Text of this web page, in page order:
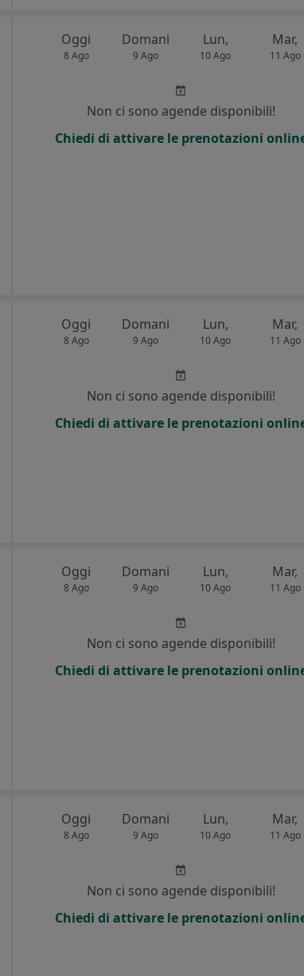
Oggi
8 Ago
Domani
9 Ago
Lun,
10 Ago
Mar,
11 Ago
Non ci sono agende disponibili!
Chiedi di attivare le prenotazioni
Oggi
8 Ago
Domani
9 Ago
Lun,
10 Ago
Mar,
11 Ago
Non ci sono agende disponibili!
Chiedi di attivare le prenotazioni
Oggi
8 Ago
Domani
9 Ago
Lun,
10 Ago
Mar,
11 Ago
Non ci sono agende disponibili!
Chiedi di attivare le prenotazioni
Oggi
8 Ago
Domani
9 Ago
Lun,
10 Ago
Mar,
11 Ago
Non ci sono agende disponibili!
Chiedi di attivare le prenotazioni